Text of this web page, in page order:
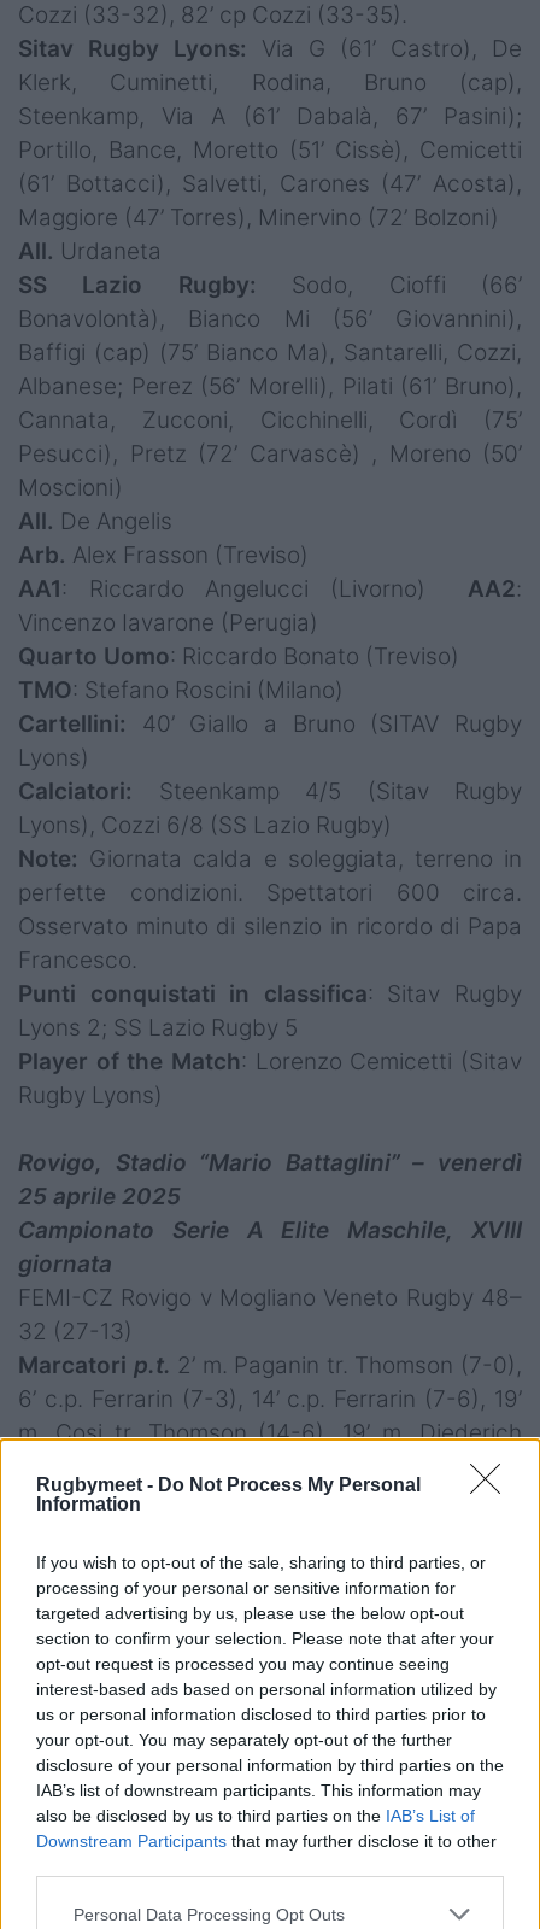
Rugbymeet - Do Not Process My Personal
Information
If you wish to opt-out of the sale, sharing to third parties, or
processing of your personal or sensitive information for
targeted advertising by us, please use the below opt-out
section to confirm your selection. Please note that after your
opt-out request is processed you may continue seeing
interest-based ads based on personal information utilized by
us or personal information disclosed to third parties prior to
your opt-out. You may separately opt-out of the further
disclosure of your personal information by third parties on the
IAB’s list of downstream participants. This information may
also be disclosed by us to third parties on the IAB’s List of
Downstream Participants that may further disclose it to other
Personal Data Processing Opt Outs
Cozzi (33-32), 82’ cp Cozzi (33-35).
Sitav Rugby Lyons: Via G (61’ Castro), De
Klerk, Cuminetti, Rodina, Bruno (cap),
Steenkamp, Via A (61’ Dabalà, 67’ Pasini);
Portillo, Bance, Moretto (51’ Cissè), Cemicetti
(61’ Bottacci), Salvetti, Carones (47’ Acosta),
Maggiore (47’ Torres), Minervino (72’ Bolzoni)
All. Urdaneta
SS Lazio Rugby: Sodo, Cioffi (66’
Bonavolontà), Bianco Mi (56’ Giovannini),
Baffigi (cap) (75’ Bianco Ma), Santarelli, Cozzi,
Albanese; Perez (56’ Morelli), Pilati (61’ Bruno),
Cannata, Zucconi, Cicchinelli, Cordì (75’
Pesucci), Pretz (72’ Carvascè) , Moreno (50’
Moscioni)
All. De Angelis
Arb. Alex Frasson (Treviso)
AA1: Riccardo Angelucci (Livorno) AA2:
Vincenzo Iavarone (Perugia)
Quarto Uomo: Riccardo Bonato (Treviso)
TMO: Stefano Roscini (Milano)
Cartellini: 40’ Giallo a Bruno (SITAV Rugby
Lyons)
Calciatori: Steenkamp 4/5 (Sitav Rugby
Lyons), Cozzi 6/8 (SS Lazio Rugby)
Note: Giornata calda e soleggiata, terreno in
perfette condizioni. Spettatori 600 circa.
Osservato minuto di silenzio in ricordo di Papa
Francesco.
Punti conquistati in classifica: Sitav Rugby
Lyons 2; SS Lazio Rugby 5
Player of the Match: Lorenzo Cemicetti (Sitav
Rugby Lyons)
Rovigo, Stadio “Mario Battaglini” – venerdì
25 aprile 2025
Campionato Serie A Elite Maschile, XVIII
giornata
FEMI-CZ Rovigo v Mogliano Veneto Rugby 48–
32 (27-13)
Marcatori p.t. 2’ m. Paganin tr. Thomson (7-0),
6’ c.p. Ferrarin (7-3), 14’ c.p. Ferrarin (7-6), 19’
m. Cosi tr. Thomson (14-6), 19’ m. Diederich
Ferrario tr. Thomson (21-6), 33’ c.p. Thomson
(24-6), 36’ c.p. Krsul (27-6), 38’ m. Peruzzo tr.
m. Cadorini tr. Mostert (34-18), 65’ m. Vaccari
tr. Mostert (41-18), 75’ m. Gasperini tr. Ferrarin
(41-25), 77’ m. Paganin tr. Mostert, 80’ m.
Vanzella tr. Sutto (48-32)
FEMI-CZ Rovigo: Belloni; Vaccari, Diederich
Ferrario, Moscardi, Elettri; Thomson (41’
Mostert), Krsul (67’ Chillon); Paganin, Cosi (58’
Meggiato), Berlese; Ferro (cap.) (48’ Zottola),
Steolo (48’ Fourcade); Pomaro (41’ Swanepoel),
Frangini (48’ Cadorini), Della Sala (48’
Leccioli).